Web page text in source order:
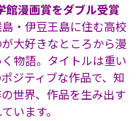
館漫画賞をダブル受賞
・伊豆王島に住む高校
大好きなところから漫
物語。タイトルは重い
ジティブな作品で、知
世界、作品を生み出す
います。